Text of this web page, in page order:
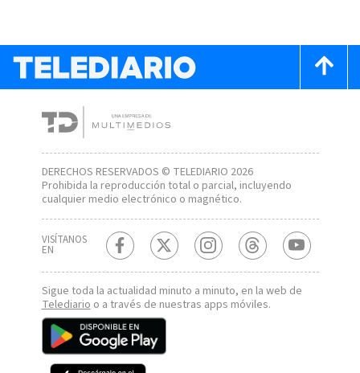
DERECHOS RESERVADOS © TELEDIARIO 2026
Prohibida la reproducción total o parcial, incluyendo
cualquier medio electrónico o magnético.
VISÍTANOS
EN
Sigue toda la actualidad minuto a minuto, en la web de
Telediario o a través de nuestras apps móviles.